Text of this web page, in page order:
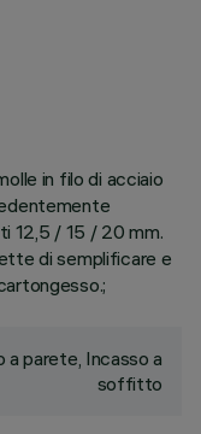
in filo di acciaio
12,5 / 15 / 20 mm.
di semplificare e
a parete, Incasso a
soffitto